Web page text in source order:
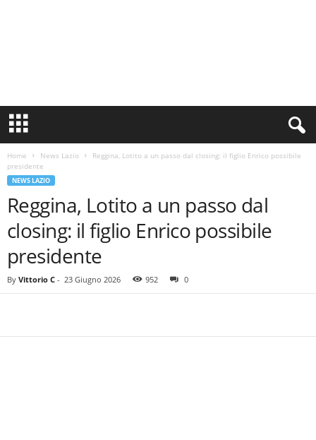
n
i
e
Home News Lazio
Reggina, Lotito a un passo dal closing: il figlio Enrico possibile
presidente
NEWS LAZIO
Reggina, Lotito a un passo dal
closing: il figlio Enrico possibile
presidente
By Vittorio C - 23 Giugno 2026 952 0